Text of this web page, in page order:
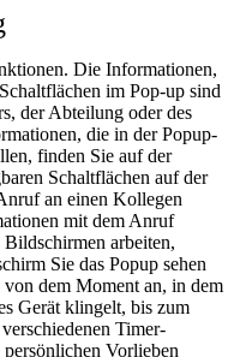
Die Informationen,
im Pop-up sind
der Abteilung oder des
die in der Popup-
finden Sie auf der
Schaltflächen auf der
an einen Kollegen
mit dem Anruf
arbeiten,
Sie das Popup sehen
dem Moment an, in dem
Gerät klingelt, bis zum
Timer-
Vorlieben